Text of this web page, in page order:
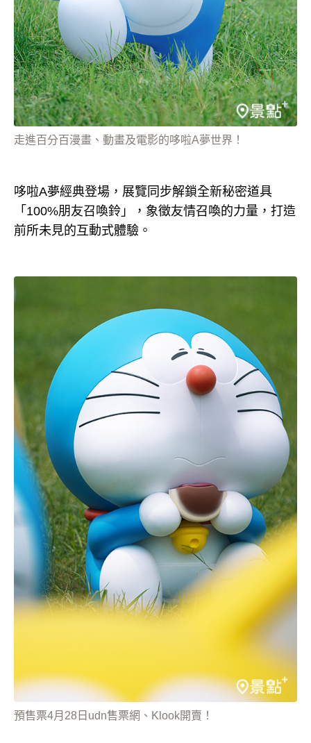
走進百分百漫畫、動畫及電影的哆啦A夢世界！
哆啦A夢經典登場，展覽同步解鎖全新秘密道具
「100%朋友召喚鈴」，象徵友情召喚的力量，打造
前所未見的互動式體驗。
預售票4月28日udn售票網、Klook開賣！